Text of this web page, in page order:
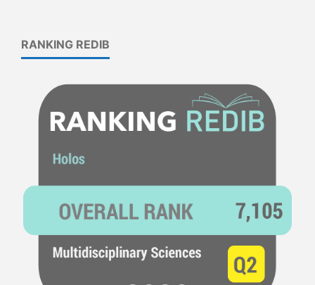
RANKING REDIB